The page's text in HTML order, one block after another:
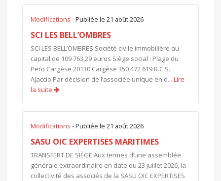
Modifications - Publiée le 21 août 2026
SCI LES BELL’OMBRES
SCI LES BELL’OMBRES Société civile immobilière au
capital de 109 763,29 euros Siège social : Plage du
Pero Cargèse 20130 Cargèse 350 472 619 R.C.S.
Ajaccio Par décision de l’associée unique en d... Lire
la suite
Modifications - Publiée le 21 août 2026
SASU OIC EXPERTISES MARITIMES
TRANSFERT DE SIÈGE Aux termes d’une assemblée
générale extraordinaire en date du 23 juillet 2026, la
collectivité des associés de la SASU OIC EXPERTISES